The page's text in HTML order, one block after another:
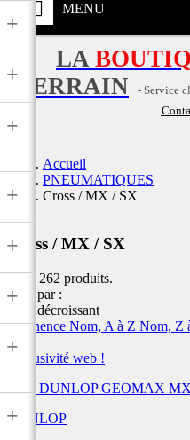
MENU
+
+
+
+
+
+
+
+
LA
TERRAIN
- Service
Accueil
PNEUMATIQUES
Cross / MX / SX
Cross / MX / SX
Il y a 262 produits.
Trier par :
Prix, décroissant
Pertinence Nom, A à Z Nom, Z
Exclusivité web !
Pneu DUNLOP GEOMAX
DUNLOP